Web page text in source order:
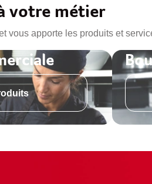
votre métier
vous apporte les produits et